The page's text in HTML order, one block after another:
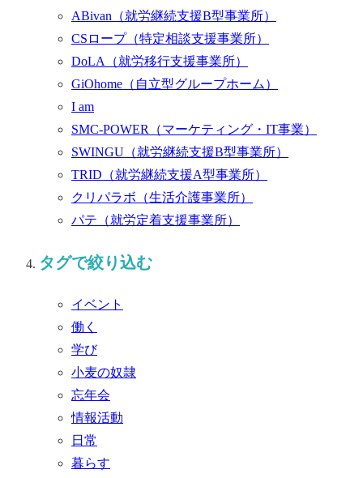
ABivan （就労継続支援B型事業所）
CSロープ （特定相談支援事業所）
DoLA （就労移行支援事業所）
GiOhome （自立型グループホーム）
I am
SMC-POWER （マーケティング・IT事業）
SWINGU （就労継続支援B型事業所）
TRID （就労継続支援A型事業所）
クリパラボ （生活介護事業所）
パテ （就労定着支援事業所）
タグで絞り込む
イベント
働く
学び
小麦の奴隷
忘年会
情報活動
日常
暮らす